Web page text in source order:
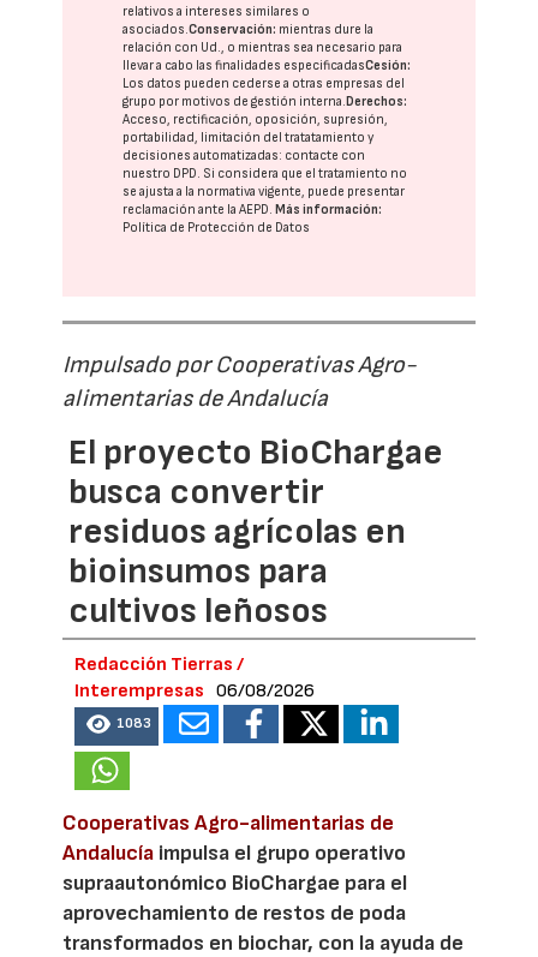
relativos a intereses similares o
asociados.Conservación: mientras dure la
relación con Ud., o mientras sea necesario para
llevar a cabo las finalidades especificadasCesión:
Los datos pueden cederse a otras empresas del
grupo por motivos de gestión interna. Derechos:
Acceso, rectificación, oposición, supresión,
portabilidad, limitación del tratatamiento y
decisiones automatizadas: contacte con
nuestro DPD. Si considera que el tratamiento no
se ajusta a la normativa vigente, puede presentar
reclamación ante laAEPD. Más información:
Política de Protección de Datos
Impulsado por Cooperativas Agro-
alimentarias de Andalucía
El proyecto BioChargae
busca convertir
residuos agrícolas en
bioinsumos para
cultivos leñosos
Redacción Tierras /
Interempresas
06/08/2026
1083
Cooperativas Agro-alimentarias de
Andalucía impulsa el grupo operativo
supraautonómico BioChargae para el
aprovechamiento de restos de poda
transformados en biochar, con la ayuda de